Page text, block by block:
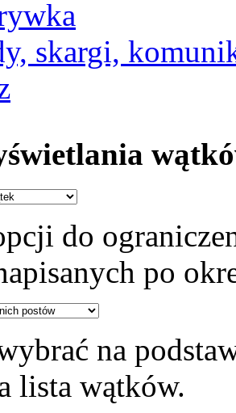
skargi,
do
po
na
lista wątków.